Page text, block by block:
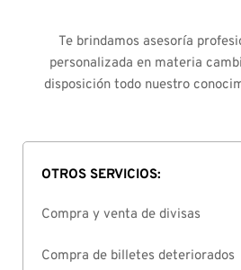
Te brindamos asesoría
personalizada en materia
disposición todo nuestro
OTROS SERVICIOS:
Compra y venta de divisas
Compra de billetes deteriorados